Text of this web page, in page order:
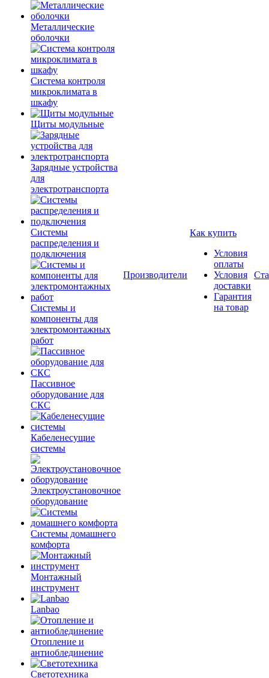
Металлические
оболочки
Система контроля
микроклимата в
шкафу
Щиты модульные
Зарядные устройства
для
электротранспорта
Системы
распределения и
подключения
Системы и
компоненты для
электромонтажных
работ
Пассивное
оборудование для
СКС
Кабеленесущие
системы
Электроустановочное
оборудование
Системы домашнего
комфорта
Монтажный
инструмент
Lanbao
Отопление и
антиоблединение
Светотехника
Производители
Как купить
Условия
оплаты
Условия
доставки
Гарантия
на товар